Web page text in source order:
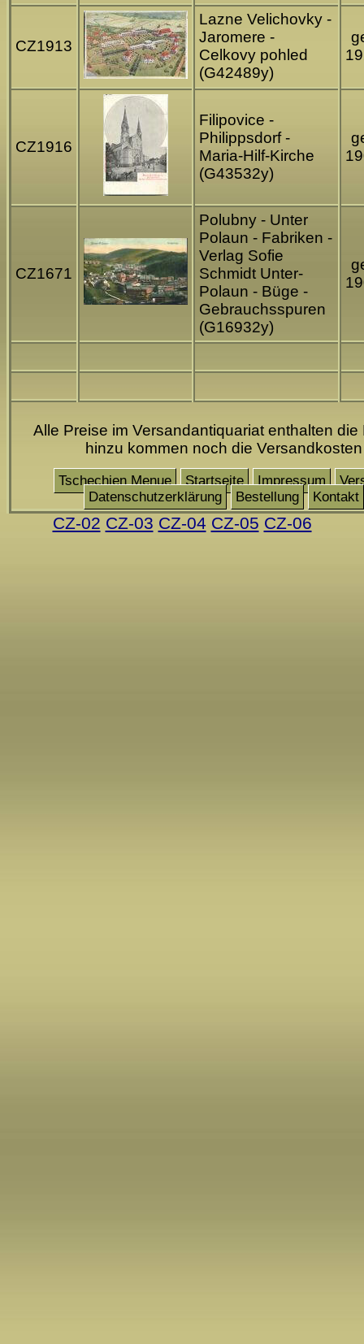
CZ1913
Lazne Velichovky -
Jaromere -
Celkovy pohled
(G42489y)
CZ1916
Filipovice -
Philippsdorf -
Maria-Hilf-Kirche
(G43532y)
CZ1671
Polubny - Unter
Polaun - Fabriken -
Verlag Sofie
Schmidt Unter-
Polaun - Büge -
Gebrauchsspuren
(G16932y)
Alle Preise im Versandantiquariat enthalten die
hinzu kommen noch die Versandkosten
Tschechien Menue Startseite Impressum
Datenschutzerklärung
Bestellung Kontakt
CZ-02 CZ-03 CZ-04 CZ-05 CZ-06